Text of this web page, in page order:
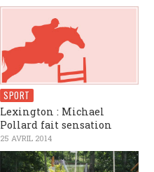
SPORT
Lexington : Michael
Pollard fait sensation
25 AVRIL 2014